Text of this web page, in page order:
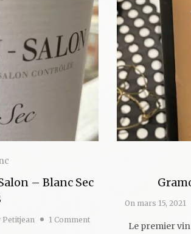
– Blanc Sec
Petitjean 1 Comment
On mars 15, 2021
Le premier vin